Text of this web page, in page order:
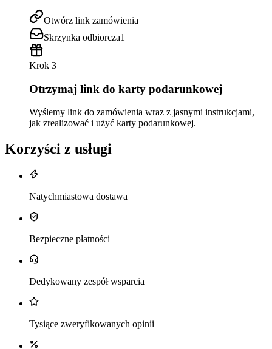
Otwórz link zamówienia
Skrzynka odbiorcza1
Krok 3
Otrzymaj link do karty podarunkowej
Wyślemy link do zamówienia wraz z jasnymi instrukcjami,
jak zrealizować i użyć karty podarunkowej.
Korzyści z usługi
Natychmiastowa dostawa
Bezpieczne płatności
Dedykowany zespół wsparcia
Tysiące zweryfikowanych opinii